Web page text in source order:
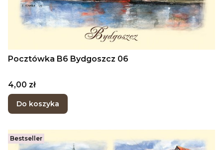
Pocztówka B6 Bydgoszcz 06
Cena
4,00 zł
Do koszyka
Bestseller